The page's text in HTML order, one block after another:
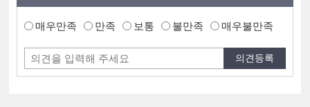
매우만족 만족 보통 불만족 매우불만족